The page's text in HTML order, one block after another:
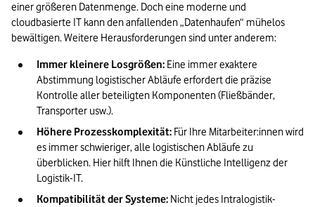
einer größeren Datenmenge. Doch eine moderne und
cloudbasierte IT kann den anfallenden „Datenhaufen“ mühelos
bewältigen. Weitere Herausforderungen sind unter anderem:
Immer kleinere Losgrößen: Eine immer exaktere
Abstimmung logistischer Abläufe erfordert die präzise
Kontrolle aller beteiligten Komponenten (Fließbänder,
Transporter usw.).
Höhere Prozesskomplexität: Für Ihre Mitarbeiter:innen wird
es immer schwieriger, alle logistischen Abläufe zu
überblicken. Hier hilft Ihnen die Künstliche Intelligenz der
Logistik-IT.
Kompatibilität der Systeme: Nicht jedes Intralogistik-